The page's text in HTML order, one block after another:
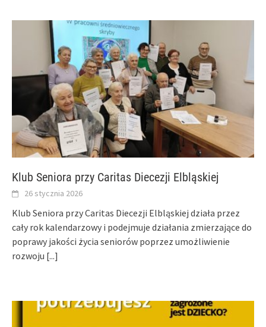
Klub Seniora przy Caritas Diecezji Elbląskiej
26 stycznia 2026
Klub Seniora przy Caritas Diecezji Elbląskiej działa przez
cały rok kalendarzowy i podejmuje działania zmierzające do
poprawy jakości życia seniorów poprzez umożliwienie
rozwoju [...]